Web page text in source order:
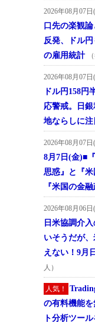
2026年08月07
口先の楽観
反発、ドル
の雇用統計
2026年08月07
ドル円158
応警戒。日
地ならしに注
2026年08月07
8月7日(金)■
思惑』と『
『米国の金
2026年08月06
日米協調介
いそうだが
えない！9月
人）
人気！
の有料機能
ト分析ツー